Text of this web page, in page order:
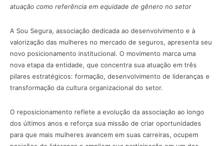
atuação como referência em equidade de gênero no setor
A Sou Segura, associação dedicada ao desenvolvimento e à
valorização das mulheres no mercado de seguros, apresenta seu
novo posicionamento institucional. O movimento marca uma
nova etapa da entidade, que concentra sua atuação em três
pilares estratégicos: formação, desenvolvimento de lideranças e
transformação da cultura organizacional do setor.
O reposicionamento reflete a evolução da associação ao longo
dos últimos anos e reforça sua missão de criar oportunidades
para que mais mulheres avancem em suas carreiras, ocupem